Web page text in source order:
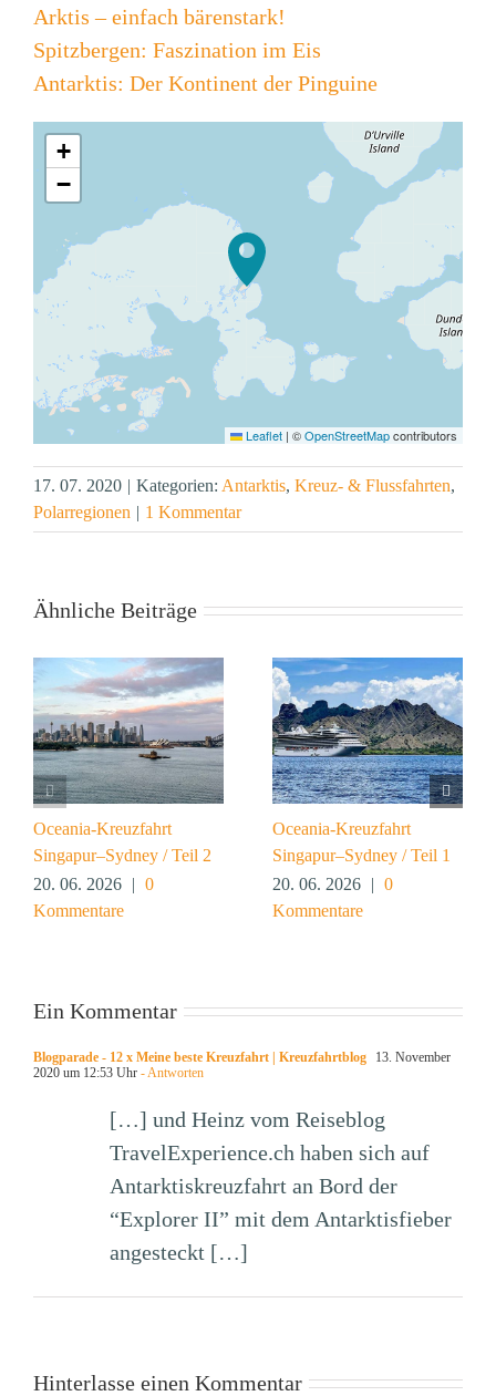
Arktis – einfach bärenstark!
Spitzbergen: Faszination im Eis
Antarktis: Der Kontinent der Pinguine
+
−
Leaflet | ©OpenStreetMapcontributors
17. 07. 2020 | Kategorien: Antarktis, Kreuz- & Flussfahrten,
Polarregionen | 1 Kommentar
Ähnliche Beiträge
Oceania-Kreuzfahrt
Singapur–Sydney / Teil 2
20. 06. 2026 | 0
Kommentare
Oceania-Kreuzfahrt
Singapur–Sydney / Teil 1
20. 06. 2026 | 0
Kommentare
Ein Kommentar
Blogparade - 12 x Meine beste Kreuzfahrt | Kreuzfahrtblog
13. November
2020 um 12:53 Uhr - Antworten
[…] und Heinz vom Reiseblog
TravelExperience.ch haben sich auf
Antarktiskreuzfahrt an Bord der
“Explorer II” mit dem Antarktisfieber
angesteckt […]
Hinterlasse einen Kommentar